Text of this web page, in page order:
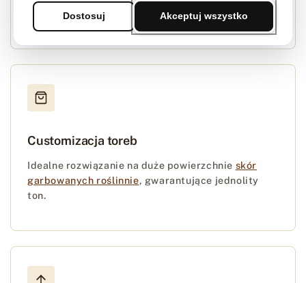
ubytki koloru.
Customizacja toreb
Idealne rozwiązanie na duże powierzchnie skór
garbowanych roślinnie, gwarantujące jednolity
ton.
Dostosuj Akceptuj wszystko